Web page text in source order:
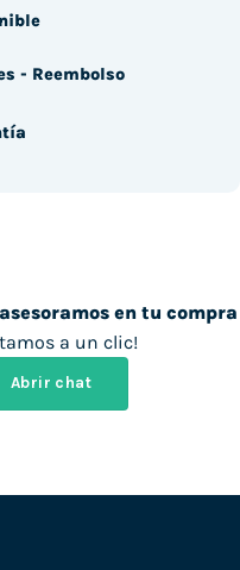
en tu compra
a un clic!
Abrir chat
- Reembolso